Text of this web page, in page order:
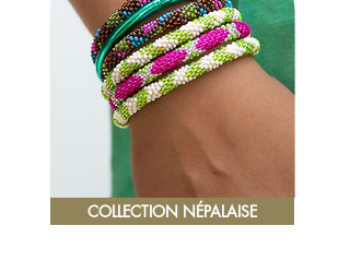
COLLECTION NÉPALAISE